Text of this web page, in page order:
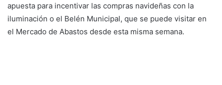
apuesta para incentivar las compras navideñas con la
iluminación o el Belén Municipal, que se puede visitar en
el Mercado de Abastos desde esta misma semana.